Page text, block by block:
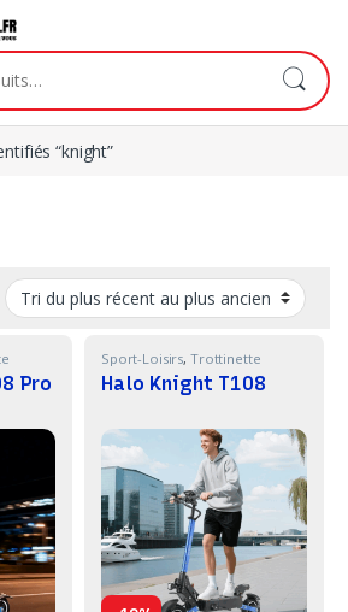
“knight”
Pro
Sport-Loisirs, Trottinette
Halo Knight T108